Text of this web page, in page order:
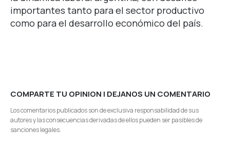
importantes tanto para el sector productivo
como para el desarrollo económico del país.
COMPARTE TU OPINION | DEJANOS UN COMENTARIO
Los comentarios publicados son de exclusiva responsabilidad de sus
autores y las consecuencias derivadas de ellos pueden ser pasibles de
sanciones legales.